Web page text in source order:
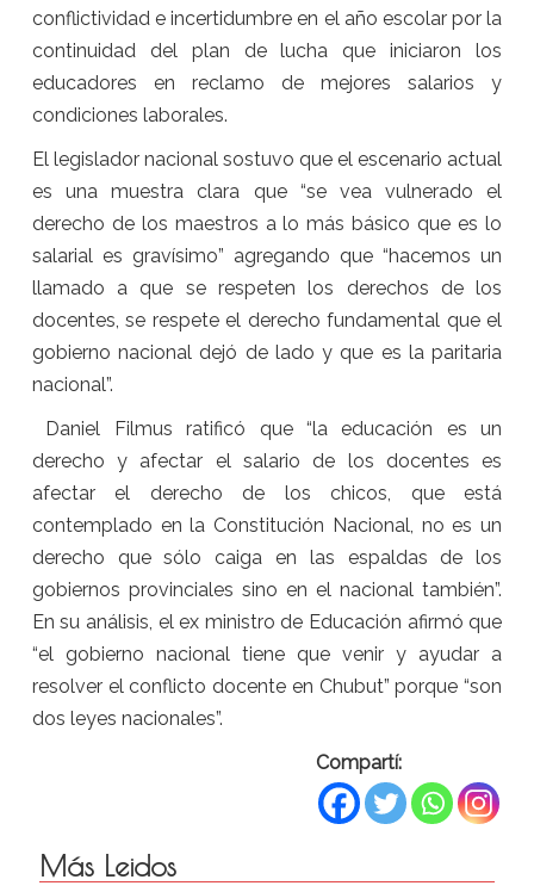
conflictividad e incertidumbre en el año escolar por la
continuidad del plan de lucha que iniciaron los
educadores en reclamo de mejores salarios y
condiciones laborales.
El legislador nacional sostuvo que el escenario actual
es una muestra clara que “se vea vulnerado el
derecho de los maestros a lo más básico que es lo
salarial es gravísimo” agregando que “hacemos un
llamado a que se respeten los derechos de los
docentes, se respete el derecho fundamental que el
gobierno nacional dejó de lado y que es la paritaria
nacional”.
Daniel Filmus ratificó que “la educación es un
derecho y afectar el salario de los docentes es
afectar el derecho de los chicos, que está
contemplado en la Constitución Nacional, no es un
derecho que sólo caiga en las espaldas de los
gobiernos provinciales sino en el nacional también”.
En su análisis, el ex ministro de Educación afirmó que
“el gobierno nacional tiene que venir y ayudar a
resolver el conflicto docente en Chubut” porque “son
dos leyes nacionales”.
Compartí:
Más Leidos